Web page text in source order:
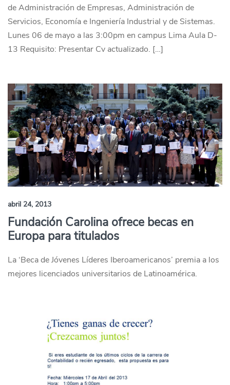
de Administración de Empresas, Administración de
Servicios, Economía e Ingeniería Industrial y de Sistemas.
Lunes 06 de mayo a las 3:00pm en campus Lima Aula D-
13 Requisito: Presentar Cv actualizado. […]
abril 24, 2013
Fundación Carolina ofrece becas en
Europa para titulados
La ‘Beca de Jóvenes Líderes Iberoamericanos’ premia a los
mejores licenciados universitarios de Latinoamérica.